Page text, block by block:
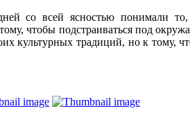
со всей ясностью понимали
чтобы подстраиваться под
культурных традиций, но к